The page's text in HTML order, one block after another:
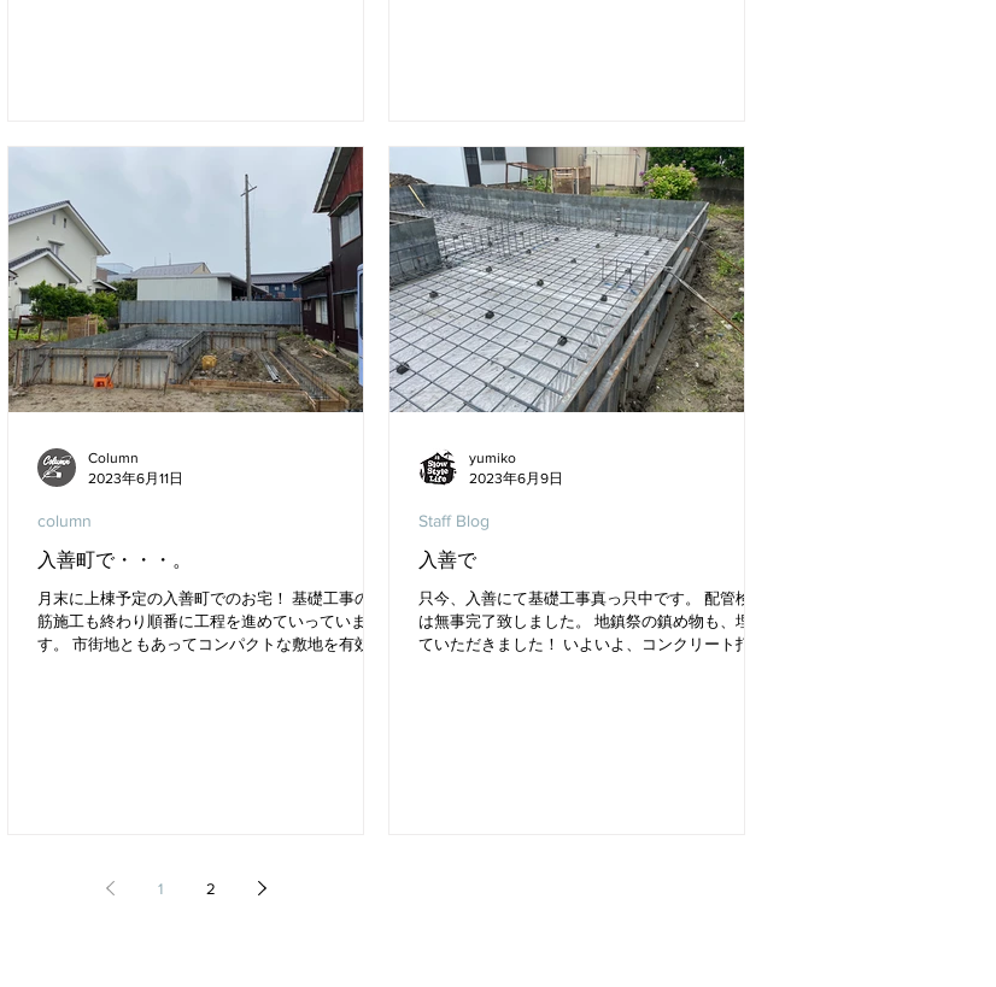
入善町で・・・。
月末に上棟予定の入善町でのお宅！ 基礎工事の配
筋施工も終わり順番に工程を進めていっていま
す。 市街地ともあってコンパクトな敷地を有効活
column
Column
2023年6月11日
入善で
只今、入善にて基礎工事真っ只中です。 配管検査
は無事完了致しました。 地鎮祭の鎮め物も、埋め
ていただきました！ いよいよ、コンクリート打設
Staff Blog
yumiko
2023年6月9日
1 2